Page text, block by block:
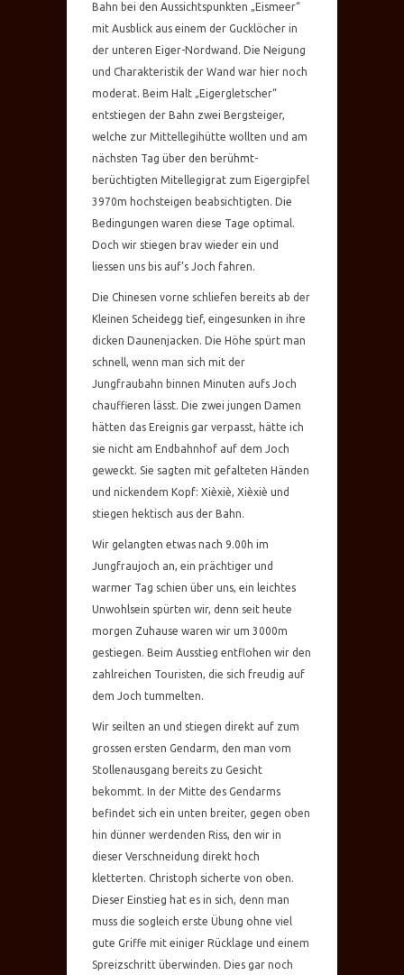
Bahn bei den Aussichtspunkten „Eismeer“
mit Ausblick aus einem der Gucklöcher in
der unteren Eiger-Nordwand. Die Neigung
und Charakteristik der Wand war hier noch
moderat. Beim Halt „Eigergletscher“
entstiegen der Bahn zwei Bergsteiger,
welche zur Mittellegihütte wollten und am
nächsten Tag über den berühmt-
berüchtigten Mitellegigrat zum Eigergipfel
3970m hochsteigen beabsichtigten. Die
Bedingungen waren diese Tage optimal.
Doch wir stiegen brav wieder ein und
liessen uns bis auf’s Joch fahren.
Die Chinesen vorne schliefen bereits ab der
Kleinen Scheidegg tief, eingesunken in ihre
dicken Daunenjacken. Die Höhe spürt man
schnell, wenn man sich mit der
Jungfraubahn binnen Minuten aufs Joch
chauffieren lässt. Die zwei jungen Damen
hätten das Ereignis gar verpasst, hätte ich
sie nicht am Endbahnhof auf dem Joch
geweckt. Sie sagten mit gefalteten Händen
und nickendem Kopf: Xièxiè, Xièxiè und
stiegen hektisch aus der Bahn.
Wir gelangten etwas nach 9.00h im
Jungfraujoch an, ein prächtiger und
warmer Tag schien über uns, ein leichtes
Unwohlsein spürten wir, denn seit heute
morgen Zuhause waren wir um 3000m
gestiegen. Beim Ausstieg entflohen wir den
zahlreichen Touristen, die sich freudig auf
dem Joch tummelten.
Wir seilten an und stiegen direkt auf zum
grossen ersten Gendarm, den man vom
Stollenausgang bereits zu Gesicht
bekommt. In der Mitte des Gendarms
befindet sich ein unten breiter, gegen oben
hin dünner werdenden Riss, den wir in
dieser Verschneidung direkt hoch
kletterten. Christoph sicherte von oben.
Dieser Einstieg hat es in sich, denn man
muss die sogleich erste Übung ohne viel
gute Griffe mit einiger Rücklage und einem
Spreizschritt überwinden. Dies gar noch